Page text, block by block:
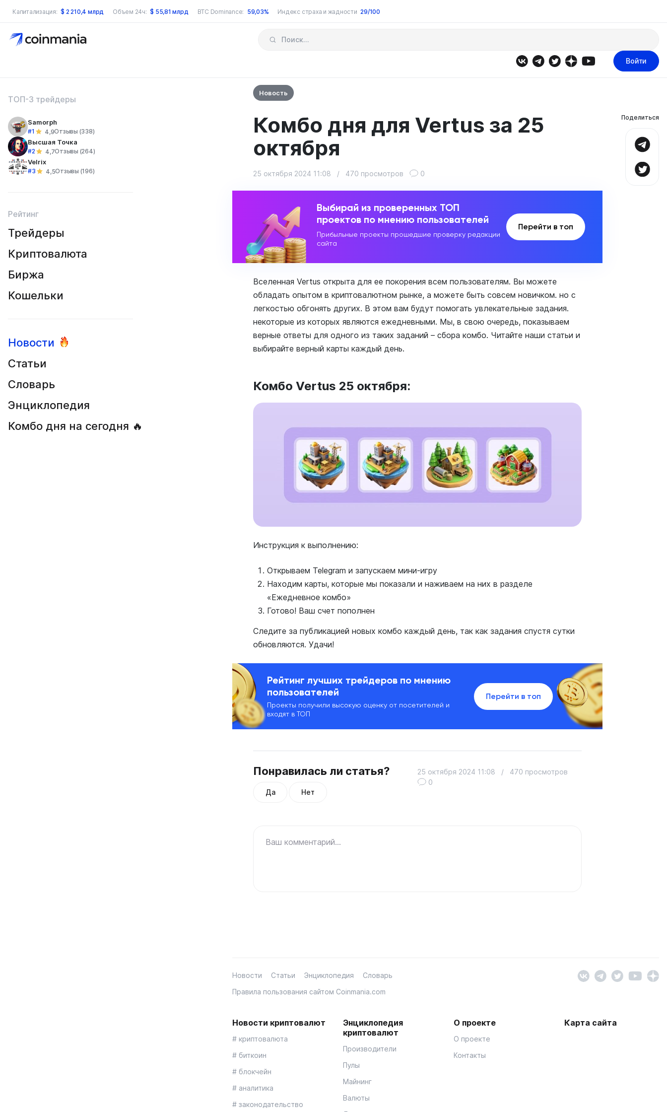
Капитализация: $ 2 210,4 млрд Объем 24ч: $ 55,81 млрд BTC Dominance: 59,03% Индекс страха и жадности 29/100
по сайту
Войти
ТОП-3 трейдеры
Samorph
#1 4,9Отзывы (338)
Высшая Точка
#2 4,7Отзывы (264)
Velrix
#3 4,5Отзывы (196)
Рейтинг
Трейдеры
Криптовалюта
Биржа
Кошельки
Новости
Статьи
Словарь
Энциклопедия
Комбо дня на сегодня 🔥
Новость
Комбо дня для Vertus за 25
октября
25 октября 2024 11:08 / 470 просмотров 0
Выбирай из проверенных ТОП
проектов по мнению пользователей
Прибыльные проекты прошедшие проверку редакции
сайта
Перейти в топ
Вселенная Vertus открыта для ее покорения всем пользователям. Вы можете
обладать опытом в криптовалютном рынке, а можете быть совсем новичком. но с
легкостью обгонять других. В этом вам будут помогать увлекательные задания.
некоторые из которых являются ежедневными. Мы, в свою очередь, показываем
верные ответы для одного из таких заданий – сбора комбо. Читайте наши статьи и
выбирайте верный карты каждый день.
Комбо Vertus 25 октября:
Инструкция к выполнению:
Открываем Telegram и запускаем мини-игру
Находим карты, которые мы показали и наживаем на них в разделе
«Ежедневное комбо»
Готово! Ваш счет пополнен
Следите за публикацией новых комбо каждый день, так как задания спустя сутки
обновляются. Удачи!
Рейтинг лучших трейдеров по мнению
пользователей
Проекты получили высокую оценку от посетителей и
входят в ТОП
Перейти в топ
Понравилась ли статья?
Да Нет
25 октября 2024 11:08 /
470 просмотров
0
Ваш комментарий...
Поделиться
Новости Статьи Энциклопедия
Словарь
Правила пользования сайтом Coinmania.com
Новости криптовалют
# криптовалюта
# биткоин
# блокчейн
# аналитика
# законодательство
Энциклопедия
криптовалют
Производители
Пулы
Майнинг
Валюты
О проекте
О проекте
Контакты
Карта сайта